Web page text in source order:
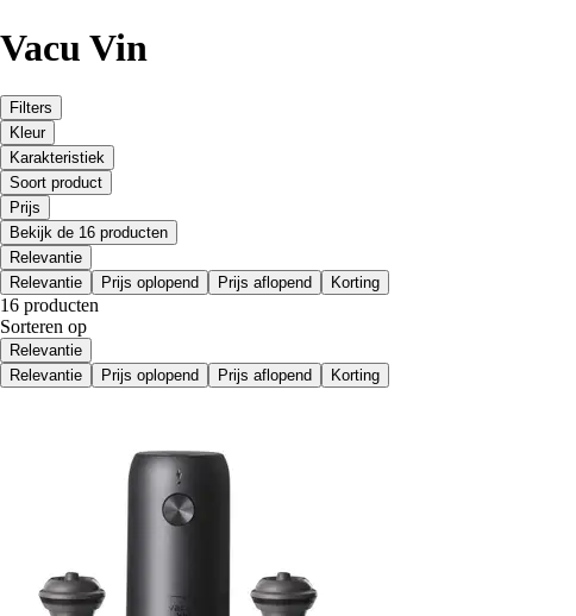
Vacu Vin
Filters
Kleur
Karakteristiek
Soort product
Prijs
Bekijk de 16 producten
Relevantie
Relevantie
Prijs oplopend Prijs aflopend Korting
16 producten
Sorteren op
Relevantie
Relevantie
Prijs oplopend Prijs aflopend Korting